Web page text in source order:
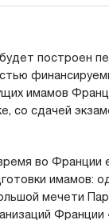
построен
имамов
со сдачей
во Франции
имамов:
мечети
Франции